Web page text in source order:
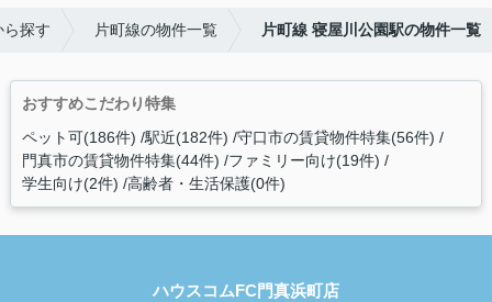
ら探す 片町線の物件一覧 片町線 寝屋川公園駅の物件一覧
おすすめこだわり特集
ペット可(186件) 駅近(182件) 守口市の賃貸物件特集(56件)
門真市の賃貸物件特集(44件) ファミリー向け(19件)
学生向け(2件) 高齢者・生活保護(0件)
ハウスコムFC門真浜町店